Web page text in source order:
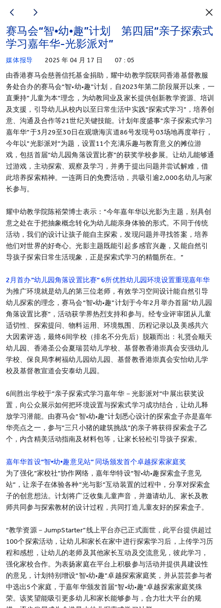
赛马会“智•幼•趣”计划 第四届“亲子探索式
学习嘉年华-光影派对”
媒体报导 2025 年 04 月 17 日 07 : 05
由香港赛马会慈善信托基金捐助，耀中幼教学院联同香港基督教服
务处合办的赛马会“智•幼•趣”计划，自2023年第二阶段展开以来，一
直秉持”儿童为本”理念，为幼教同业及家长提供创新教学资源、培训
及支援，引导幼儿从校内以至日常生活中实践”探索式学习”，培养创
意、沟通及合作等21世纪关键技能。计划年度盛事”亲子探索式学习
嘉年华”于3月29至30日在观塘海滨道86号发现号03场地再度举行，
今年以”光影派对”为题，设置11个充满乐趣与教育意义的摊位游
戏，包括首届”幼儿园角落设置比赛”的获奖学校参展。让幼儿能够通
过游戏，主动探索、观察及学习，并勇于提出问题并尝试解难，借
此培养探索精神。一连两日的免费活动，共吸引逾2,000名幼儿与家
长参与。
耀中幼教学院陈裕荣博士表示：”今年嘉年华以光影为主题，别具创
意之处在于把抽象概念转化为幼儿能亲身体验的形式。不同于传统
活动，我们的设计让孩子能自主探索，发现问题并寻找答案，培养
他们对世界的好奇心。光影主题既能引起多感官兴趣，又能自然引
导孩子探索日常生活现象，正是探索式学习的精髓所在。”
2月首办”幼儿园角落设置比赛” 6所优胜幼儿园环境设置重现嘉年华
为推广环境就是幼儿的第三位老师，有效学习空间设计能自然引导
幼儿探索的理念，赛马会“智•幼•趣”计划于今年2月举办首届”幼儿园
角落设置比赛”，活动获学界热烈支持和参与。经专业评审团从儿童
适切性、探索提问、物料运用、环境氛围、历程记录以及美感共六
大因素评选，最终6间学校（排名不分先后）脱颖而出：礼贤会顺天
幼儿园、香港圣公会夏瑞芸幼儿学校、基督教香港崇真会安强幼儿
学校、保良局李树福幼儿园幼儿园、基督教香港崇真会安怡幼儿学
校及基督教宣道会安泰幼儿园。
6间胜出学校于”亲子探索式学习嘉年华－光影派对”中展出获奖设
置，向公众展示如何把环境设置与探索式学习成功结合，让幼儿释
放学习潜能。由赛马会“智•幼•趣”计划悉心设计的探索盒子亦是嘉年
华亮点之一，参与”三只小猪的建筑挑战”的亲子将获得探索盒子乙
个，内含精美活动指南及材料包等，让家长轻松引导孩子探索。
嘉年华首设”智•幼•趣意见站” 同场颁发首个卓越探索家庭奖
为了强化”家校社”协作网络，嘉年华特设“智•幼•趣探索盒子意见
站”，让亲子在体验各种”光与影”互动装置的过程中，分享对探索盒
子的创意想法。计划将广泛收集儿童声音，并邀请幼儿、家长及教
师共同参与探索教材的设计过程，共同打造儿童友好的探索盒子。
“教学资源－JumpStarter”线上平台亦已正式面世，此平台提供超过
100个探索活动，让幼儿和家长在家中进行探索学习后，上传学习历
程和感想，让幼儿的老师及其他家长互动及交流意见，彼此学习，
强化家校合作。为表扬家庭在平台上积极参与活动并提供具建设性
的意见，计划特别增设“智•幼•趣”卓越探索家庭奖，并从芸芸参与者
中选出5个家庭，于嘉年华颁发首届“智•幼•趣”卓越探索家庭奖殊
荣。该奖望能吸引更多幼儿和家长能够参与，合力壮大平台的规